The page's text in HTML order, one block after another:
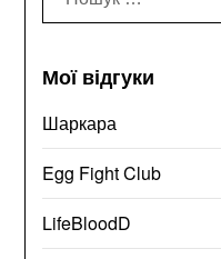
Мої відгуки
Шаркара
Egg Fight Club
LifeBloodD